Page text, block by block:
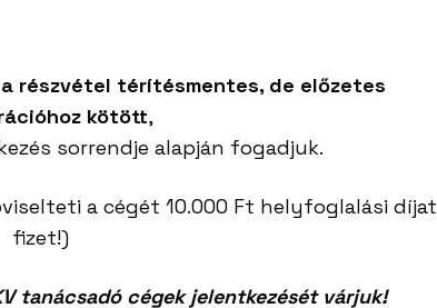
részvétel térítésmentes, de előzetes
kötött,
sorrendje alapján fogadjuk.
a cégét 10.000 Ft helyfoglalási díjat
fizet!)
tanácsadó cégek jelentkezését várjuk!